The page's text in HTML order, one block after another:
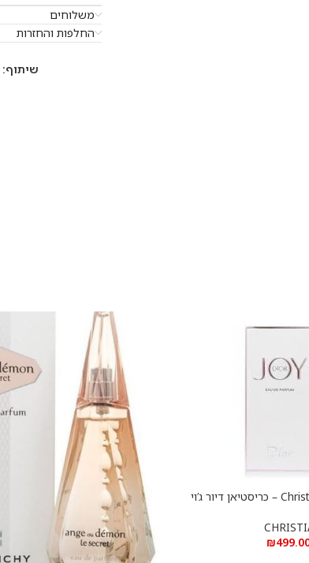
משלוחים
החלפות והחזרות
שיתוף:
Christian Dior Joy e.d.p 90 ml – כריסטיאן דיור ג’וי
₪